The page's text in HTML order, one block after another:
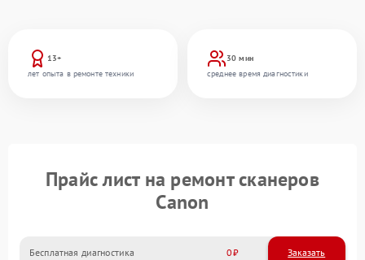
13+
лет опыта в ремонте техники
30 мин
среднее время диагностики
Прайс лист на ремонт сканеров
Canon
Бесплатная диагностика 0 Заказать